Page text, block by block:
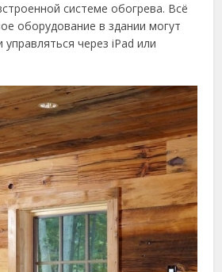
системе обогрева. Всё
оборудование в здании могут
через iPad или